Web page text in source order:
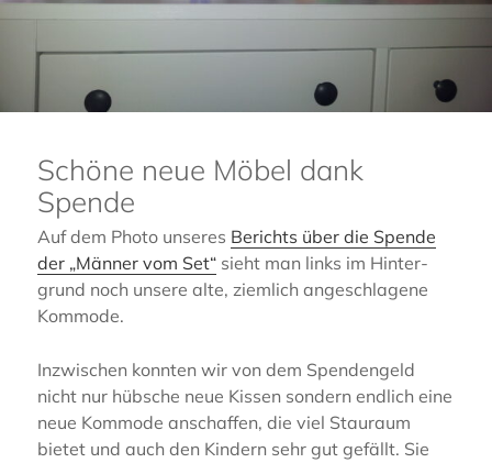
Schöne neue Möbel dank
Spende
Auf dem Photo unseres Berichts über die Spende
der „Männer vom Set“ sieht man links im Hinter­
grund noch unsere alte, ziemlich angeschla­ge­ne
Kommode.
Inzwi­schen konnten wir von dem Spenden­geld
nicht nur hübsche neue Kissen sondern endlich eine
neue Kommo­de anschaf­fen, die viel Stauraum
bietet und auch den Kindern sehr gut gefällt. Sie